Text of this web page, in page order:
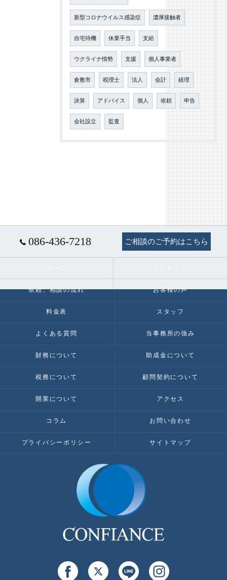
新型コロナウイルス感染症 濃厚接触者
自宅待機 休業手当 支給
ウクライナ情勢 支援 個人事業者
倉敷市 税理士 法人 会計 経理
決算 アドバイス 個人 依頼 申告
会社設立 監査
086-436-7218 ご相談のご予約はこちら
依頼、相談の流れ お客様の声
料金表 スタッフ
よくある質問 当事務所の強み
財務について 助成金について
税務について 顧問契約について
開業について アクセス
コラム お問い合わせ
プライバシーポリシー サイトマップ